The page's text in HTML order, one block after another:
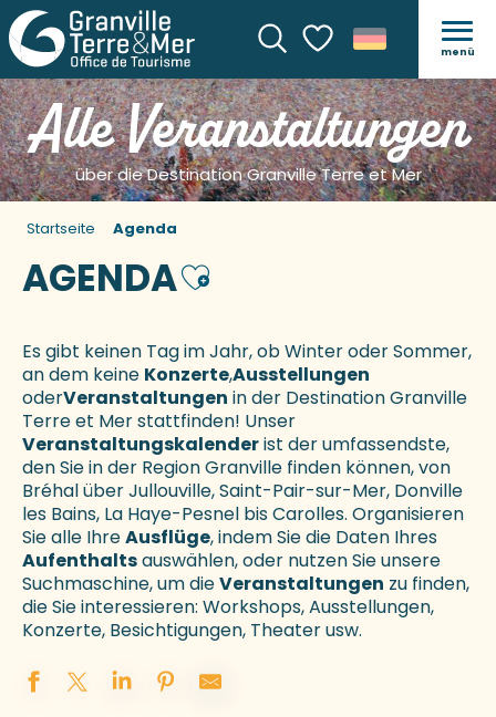
SucheVoir les favoris
menü
Alle Veranstaltungen
über die Destination Granville Terre et Mer
Startseite Agenda
AGENDAAjouter aux favoris
Es gibt keinen Tag im Jahr, ob Winter oder Sommer,
an dem keine Konzerte,Ausstellungen
oderVeranstaltungen in der Destination Granville
Terre et Mer stattfinden! Unser
Veranstaltungskalenderist der umfassendste,
den Sie in der Region Granville finden können, von
Bréhal über Jullouville, Saint-Pair-sur-Mer, Donville
les Bains, La Haye-Pesnel bis Carolles. Organisieren
Sie alle IhreAusflüge, indem Sie die Daten Ihres
Aufenthaltsauswählen, oder nutzen Sie unsere
Suchmaschine, um dieVeranstaltungen zu finden,
die Sie interessieren: Workshops, Ausstellungen,
Konzerte, Besichtigungen, Theater usw.